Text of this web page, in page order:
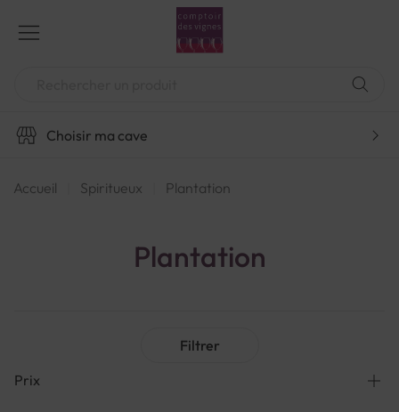
contenu
Choisir ma cave
Accueil Spiritueux Plantation
Plantation
Filtrer
Prix